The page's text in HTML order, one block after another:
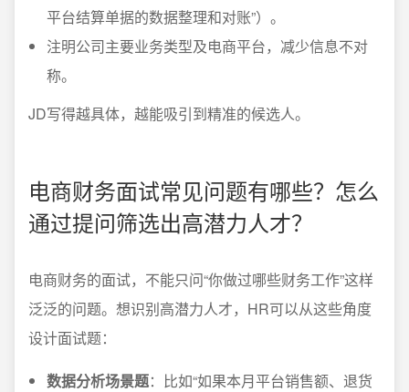
平台结算单据的数据整理和对账”）。
注明公司主要业务类型及电商平台，减少信息不对
称。
JD写得越具体，越能吸引到精准的候选人。
电商财务面试常见问题有哪些？怎么
通过提问筛选出高潜力人才？
电商财务的面试，不能只问“你做过哪些财务工作”这样
泛泛的问题。想识别高潜力人才，HR可以从这些角度
设计面试题：
数据分析场景题：比如“如果本月平台销售额、退货